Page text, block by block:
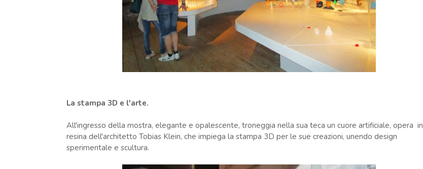
La stampa 3D e l'arte.
All'ingresso della mostra, elegante e opalescente, troneggia nella sua teca un cuore artificiale, opera in
resina dell'architetto Tobias Klein, che impiega la stampa 3D per le sue creazioni, unendo design
sperimentale e scultura.